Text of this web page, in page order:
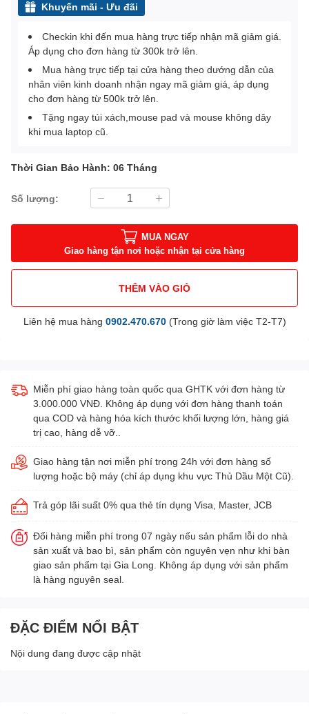
Khuyến mãi - Ưu đãi
Checkin khi đến mua hàng trực tiếp nhận mã giảm giá.
Áp dụng cho đơn hàng từ 300k trở lên.
Mua hàng trực tiếp tại cửa hàng theo dướng dẫn của
nhân viên kinh doanh nhận ngay mã giảm giá, áp dụng
cho đơn hàng từ 500k trở lên.
Tặng ngay túi xách,mouse pad và mouse không dây
khi mua laptop cũ.
Thời Gian Bảo Hành: 06 Tháng
Số lượng:
MUA NGAY
Giao hàng tận nơi hoặc nhận tại cửa hàng
THÊM VÀO GIỎ
Liên hệ mua hàng 0902.470.670(Trong giờ làm việc T2-T7)
Miễn phí giao hàng toàn quốc qua GHTK với đơn hàng từ
3.000.000 VNĐ. Không áp dụng với đơn hàng thanh toán
qua COD và hàng hóa kích thước khối lượng lớn, hàng giá
trị cao, hàng dễ vỡ..
Giao hàng tận nơi miễn phí trong 24h với đơn hàng số
lượng hoặc bộ máy (chỉ áp dụng khu vực Thủ Dầu Một Cũ).
Trả góp lãi suất 0% qua thẻ tín dụng Visa, Master, JCB
Đổi hàng miễn phí trong 07 ngày nếu sản phẩm lỗi do nhà
sản xuất và bao bì, sản phẩm còn nguyên vẹn như khi bàn
giao sản phẩm tại Gia Long. Không áp dụng với sản phẩm
là hàng nguyên seal.
ĐẶC ĐIỂM NỔI BẬT
Nội dung đang được cập nhật